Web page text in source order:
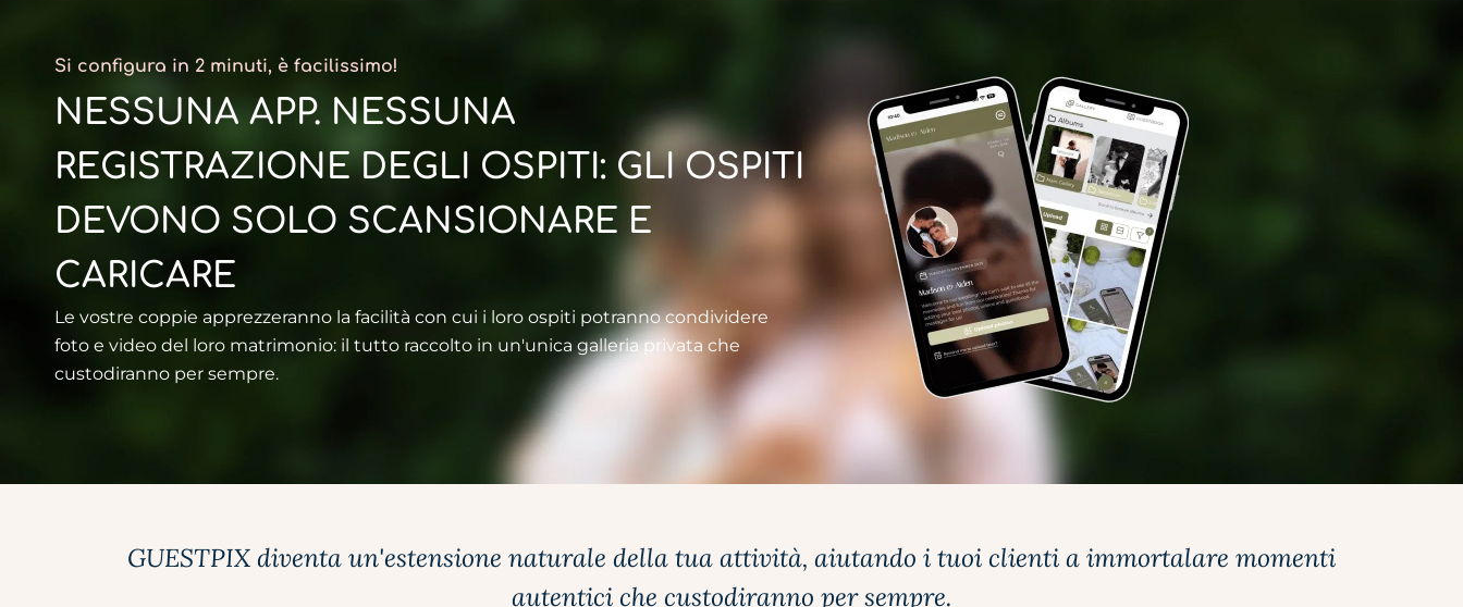
Si configura in 2 minuti, è facilissimo!
NESSUNA APP. NESSUNA
REGISTRAZIONE DEGLI OSPITI: GLI OSPITI
DEVONO SOLO SCANSIONARE E
CARICARE
Le vostre coppie apprezzeranno la facilità con cui i loro ospiti potranno condividere
foto e video del loro matrimonio: il tutto raccolto in un'unica galleria privata che
custodiranno per sempre.
GUESTPIX diventa un'estensione naturale della tua attività, aiutando i tuoi clienti a immortalare momenti
autentici che custodiranno per sempre.